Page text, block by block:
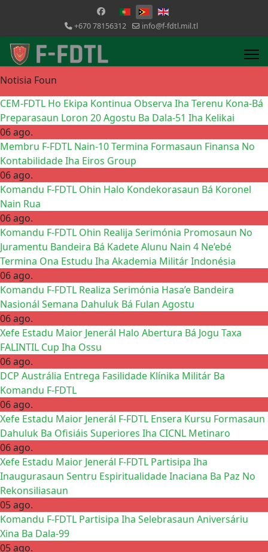
Selecione o seu idioma
+670 78156312 info@f-fdtl.mil.tl
Notisia Foun
CEM-FDTL Ho Ekipa Kontinua Observa Iha Terenu Kona-Bá
Preparasaun Loron 20 Agostu Ba Dala-51 Iha Kelikai
06 ago.
Membru F-FDTL Nain-10 Termina Formasaun Finansa No
Kontabilidade Iha Eiros Group
06 ago.
Komandu F-FDTL Ohin Halo Kondekorasaun Bá Koronel
Nain Rua
06 ago.
Komandu F-FDTL Ohin Realija Serimónia Promosaun No
Juramentu Bandeira Bá Kadete Alunu Nain 4 Ne’ebé
Termina Ona Estudu Iha Akademia Militár Indonésia
06 ago.
Komandu F-FDTL Realiza Serimónia Hasa’e Bandeira
Nasionál Semana Dahuluk Bá Fulan Agostu
06 ago.
Xefe Estadu Maior Jenerál Halo Abertura Bá Jogu Taxa
FALINTIL Cup Iha Ossu
06 ago.
DCP Austrália Entrega Fasilidade Klínika Militár Ba
Komandu F-FDTL
06 ago.
Xefe Estadu Maior Jenerál F-FDTL Ensera Kursu Formasaun
Dahuluk Ba Ofisiáis Superiores Iha CICNL Metinaro
06 ago.
Xefe Estadu Maior Jenerál F-FDTL Partisipa Iha
Inaugurasaun Sentru Espiritualidade Inaciana Ba Paz No
Rekonsiliasaun
05 ago.
Komandu F-FDTL Partisipa Iha Selebrasaun Aniversáriu
Xina Ba Dala-99
05 ago.